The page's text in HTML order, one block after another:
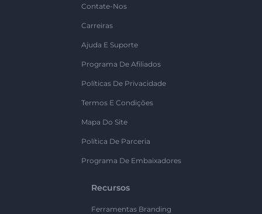
Contate-Nos
Carreiras
Ajuda E Suporte
Programa De Afiliados
Políticas De Privacidade
Termos E Condições
Mapa Do Site
Política De Parceria
Programa De Embaixadores
Recursos
Ferramentas Branding